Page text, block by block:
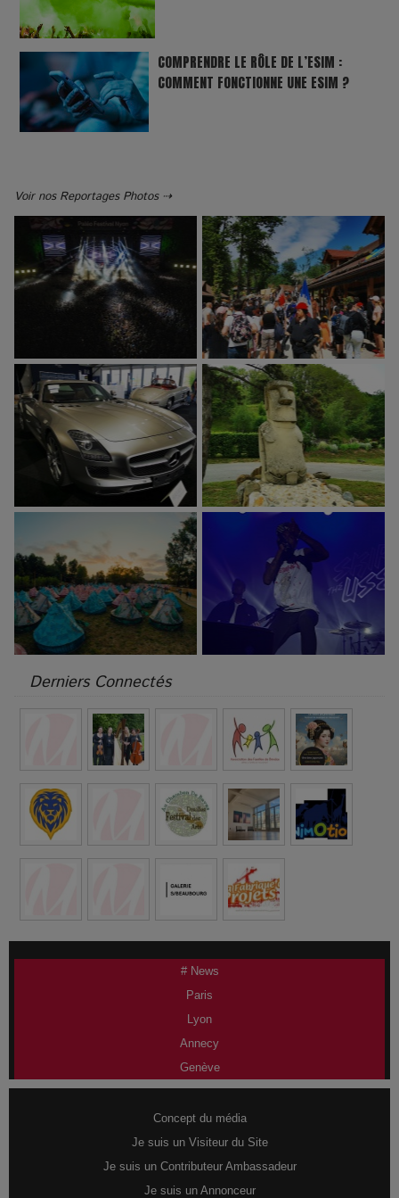
COMPRENDRE LE RÔLE DE L’ESIM :
COMMENT FONCTIONNE UNE ESIM ?
Voir nos Reportages Photos ⇢
Derniers Connectés
# News
Paris
Lyon
Annecy
Genève
Concept du média
Je suis un Visiteur du Site
Je suis un Contributeur Ambassadeur
Je suis un Annonceur